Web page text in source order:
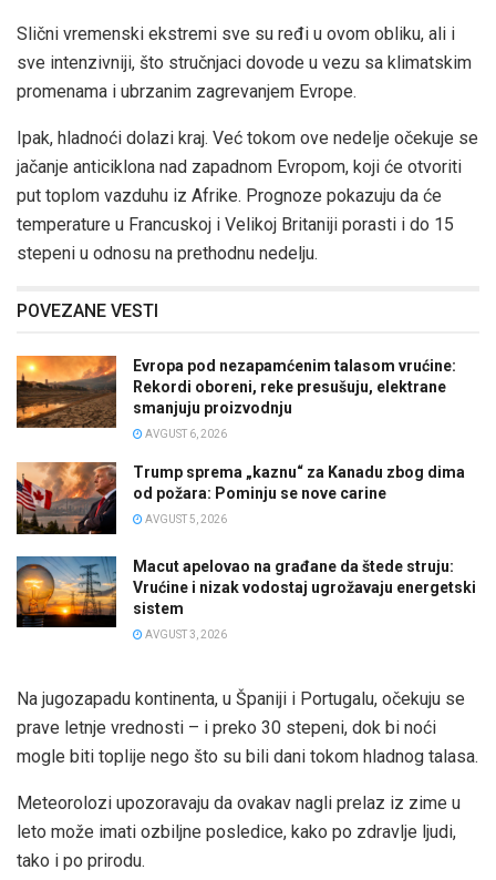
Slični vremenski ekstremi sve su ređi u ovom obliku, ali i
sve intenzivniji, što stručnjaci dovode u vezu sa klimatskim
promenama i ubrzanim zagrevanjem Evrope.
Ipak, hladnoći dolazi kraj. Već tokom ove nedelje očekuje se
jačanje anticiklona nad zapadnom Evropom, koji će otvoriti
put toplom vazduhu iz Afrike. Prognoze pokazuju da će
temperature u Francuskoj i Velikoj Britaniji porasti i do 15
stepeni u odnosu na prethodnu nedelju.
POVEZANE VESTI
Evropa pod nezapamćenim talasom vrućine:
Rekordi oboreni, reke presušuju, elektrane
smanjuju proizvodnju
AVGUST 6, 2026
Trump sprema „kaznu“ za Kanadu zbog dima
od požara: Pominju se nove carine
AVGUST 5, 2026
Macut apelovao na građane da štede struju:
Vrućine i nizak vodostaj ugrožavaju energetski
sistem
AVGUST 3, 2026
Na jugozapadu kontinenta, u Španiji i Portugalu, očekuju se
prave letnje vrednosti – i preko 30 stepeni, dok bi noći
mogle biti toplije nego što su bili dani tokom hladnog talasa.
Meteorolozi upozoravaju da ovakav nagli prelaz iz zime u
leto može imati ozbiljne posledice, kako po zdravlje ljudi,
tako i po prirodu.